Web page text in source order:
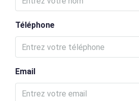
Téléphone
Email